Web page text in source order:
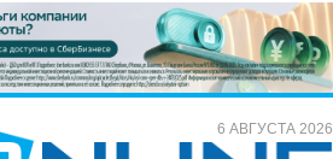
6 АВГУСТА 2026